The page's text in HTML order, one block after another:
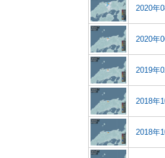
2020年
2020年
2019年
2018年
2018年